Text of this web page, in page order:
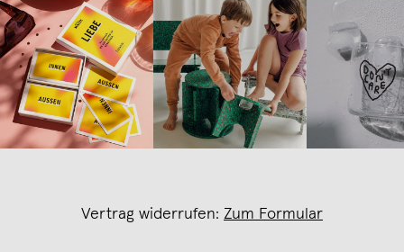
Vertrag widerrufen: Zum Formular